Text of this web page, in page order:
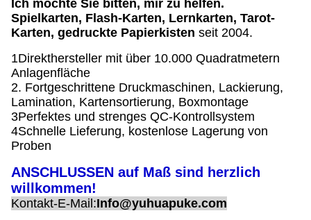
Ich möchte Sie bitten, mir zu helfen.
Spielkarten, Flash-Karten, Lernkarten, Tarot-
Karten, gedruckte Papierkisten seit 2004.
1Direkthersteller mit über 10.000 Quadratmetern
Anlagenfläche
2. Fortgeschrittene Druckmaschinen, Lackierung,
Lamination, Kartensortierung, Boxmontage
3Perfektes und strenges QC-Kontrollsystem
4Schnelle Lieferung, kostenlose Lagerung von
Proben
ANSCHLUSSEN auf Maß sind herzlich
willkommen!
Kontakt-E-Mail:Info@yuhuapuke.com